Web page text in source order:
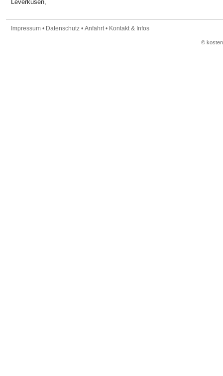
Leverkusen,
Impressum • Datenschutz • Anfahrt• Kontakt & Infos
©